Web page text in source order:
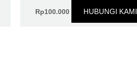
Rp100.000 HUBUNGI KAMI